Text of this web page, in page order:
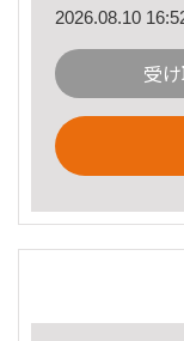
2026.08.10
受